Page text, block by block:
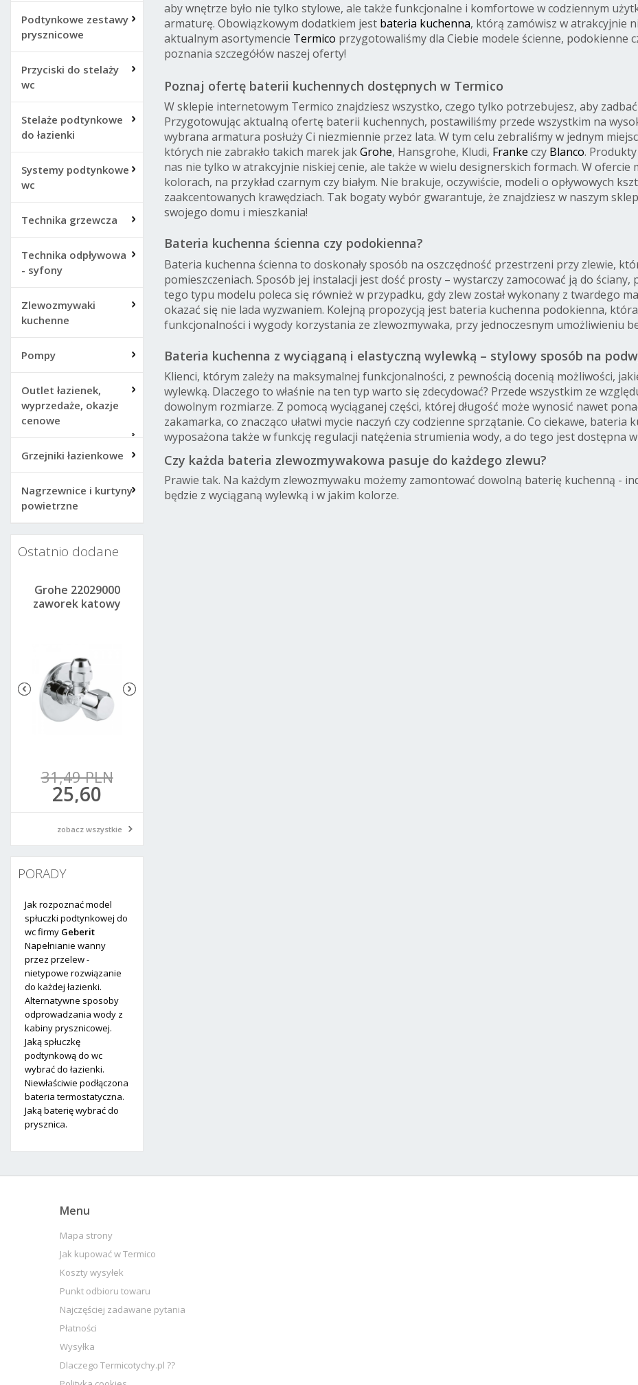
Podtynkowe zestawy
prysznicowe
Przyciski do stelaży
wc
Stelaże podtynkowe
do łazienki
Systemy podtynkowe
wc
Technika grzewcza
Technika odpływowa
- syfony
Zlewozmywaki
kuchenne
Pompy
Outlet łazienek,
wyprzedaże, okazje
cenowe
Grzejniki łazienkowe
Nagrzewnice i kurtyny
powietrzne
Ostatnio dodane
Grohe 22029000
zaworek katowy
31,49 PLN
25,60
PLN
zobacz wszystkie
PORADY
Jak rozpoznać model
spłuczki podtynkowej do
wc firmy Geberit
Napełnianie wanny
przez przelew -
nietypowe rozwiązanie
do każdej łazienki.
Alternatywne sposoby
odprowadzania wody z
kabiny prysznicowej.
Jaką spłuczkę
podtynkową do wc
wybrać do łazienki.
Niewłaściwie podłączona
bateria termostatyczna.
Jaką baterię wybrać do
prysznica.
aby wnętrze było nie tylko stylowe, ale także funkcjonalne i komfortowe w codziennym
armaturę. Obowiązkowym dodatkiem jest bateria kuchenna, którą zamówisz w atrakcyjnie
aktualnym asortymencie Termico przygotowaliśmy dla Ciebie modele ścienne, podokienne
poznania szczegółów naszej oferty!
Poznaj ofertę baterii kuchennych dostępnych w Termico
W sklepie internetowym Termico znajdziesz wszystko, czego tylko potrzebujesz, aby
Przygotowując aktualną ofertę baterii kuchennych, postawiliśmy przede wszystkim na
wybrana armatura posłuży Ci niezmiennie przez lata. W tym celu zebraliśmy w jednym
których nie zabrakło takich marek jakGrohe, Hansgrohe, Kludi, Franke czy Blanco.
nas nie tylko w atrakcyjnie niskiej cenie, ale także w wielu designerskich formach. W
kolorach, na przykład czarnym czy białym. Nie brakuje, oczywiście, modeli o opływowych
zaakcentowanych krawędziach. Tak bogaty wybór gwarantuje, że znajdziesz w naszym
swojego domu i mieszkania!
Bateria kuchenna ścienna czy podokienna?
Bateria kuchenna ścienna to doskonały sposób na oszczędność przestrzeni przy zlewie,
pomieszczeniach. Sposób jej instalacji jest dość prosty – wystarczy zamocować ją do
tego typu modelu poleca się również w przypadku, gdy zlew został wykonany z twardego
okazać się nie lada wyzwaniem. Kolejną propozycją jest bateria kuchenna podokienna,
funkcjonalności i wygody korzystania ze zlewozmywaka, przy jednoczesnym umożliwieniu
Bateria kuchenna z wyciąganą i elastyczną wylewką – stylowy sposób na
Klienci, którym zależy na maksymalnej funkcjonalności, z pewnością docenią możliwości,
wylewką. Dlaczego to właśnie na ten typ warto się zdecydować? Przede wszystkim ze
dowolnym rozmiarze. Z pomocą wyciąganej części, której długość może wynosić nawet
zakamarka, co znacząco ułatwi mycie naczyń czy codzienne sprzątanie. Co ciekawe,
wyposażona także w funkcję regulacji natężenia strumienia wody, a do tego jest dostępna
Czy każda bateria zlewozmywakowa pasuje do każdego zlewu?
Prawie tak. Na każdym zlewozmywaku możemy zamontować dowolną baterię kuchenną -
będzie z wyciąganą wylewką i w jakim kolorze.
Menu
Mapa strony
Jak kupować w Termico
Koszty wysyłek
Punkt odbioru towaru
Najczęściej zadawane pytania
Płatności
Wysyłka
Dlaczego Termicotychy.pl ??